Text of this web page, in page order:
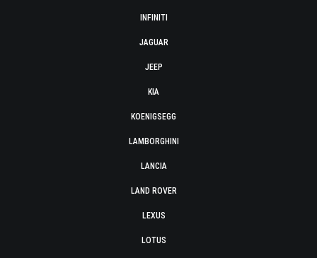
INFINITI
JAGUAR
JEEP
KIA
KOENIGSEGG
LAMBORGHINI
LANCIA
LAND ROVER
LEXUS
LOTUS